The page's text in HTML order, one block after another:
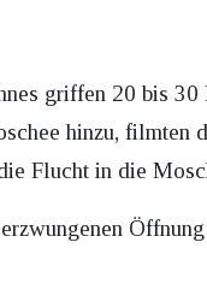
griffen 20 bis
hinzu,
Flucht in die